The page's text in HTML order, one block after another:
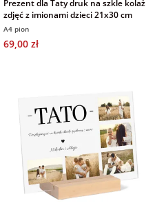
Prezent dla Taty druk na szkle kolaż
zdjęć z imionami dzieci 21x30 cm
A4 pion
69,00 zł